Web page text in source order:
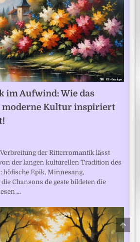
im Aufwind: Wie das
Kultur inspiriert
der Ritterromantik lässt
der langen kulturellen Tradition des
höfische Epik, Minnesang,
Chansons de geste bildeten die
…
TO